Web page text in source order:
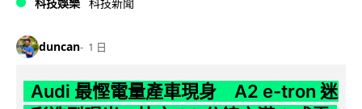
duncan 1 日
Audi 最慳電量產車現身 A2 e-tron 迷